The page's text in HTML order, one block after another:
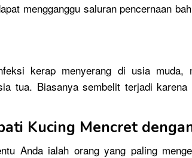
mengganggu saluran pencernaan
kerap menyerang di usia muda,
tua. Biasanya sembelit terjadi
Kucing Mencret
Anda ialah orang yang paling